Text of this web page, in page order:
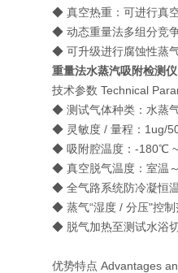
◆ 真空热重：可进行真
◆ 动态重量法多组分竞
◆ 可升级进行腐蚀性蒸
重量法水蒸汽吸附检测仪
技术参数 Technical
◆ 测试气体种类：水蒸
◆ 灵敏度 / 量程：1ug/
◆ 吸附腔温度：-180℃
◆ 真空脱气温度：室温
◆ 全气路系统防冷凝恒
◆ 蒸气“湿度 / 分压"控制
◆ 脱气加热至测试水浴
优势特点 Advantages